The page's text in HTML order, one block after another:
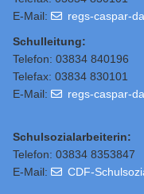
E-Mail:
regs-caspar-
Schulleitung:
Telefon: 03834 840196
Telefax: 03834 830101
E-Mail:
regs-caspar-
Schulsozialarbeiterin:
Telefon: 03834 8353847
E-Mail:
CDF-